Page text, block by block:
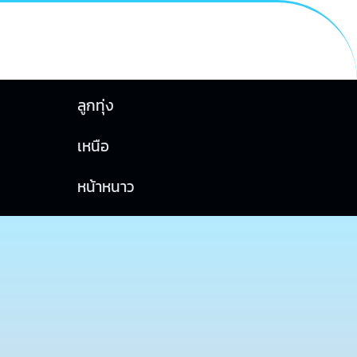
ลูกทุ่ง
เหนือ
หน้าหนาว